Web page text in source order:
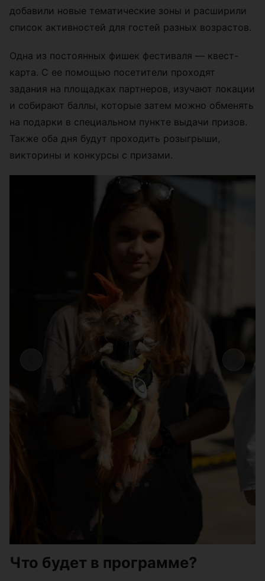
добавили новые тематические зоны и расширили
список активностей для гостей разных возрастов.
Одна из постоянных фишек фестиваля — квест-
карта. С ее помощью посетители проходят
задания на площадках партнеров, изучают локации
и собирают баллы, которые затем можно обменять
на подарки в специальном пункте выдачи призов.
Также оба дня будут проходить розыгрыши,
викторины и конкурсы с призами.
Что будет в программе?